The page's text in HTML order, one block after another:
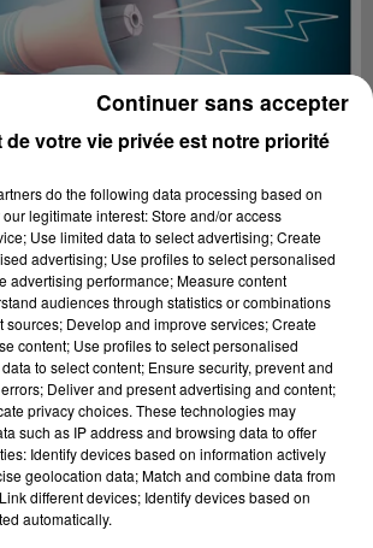
min 16 sec)
infos du grand Toulouse
de votre vie privée est notre priorité
do the following data processing based on
legitimate interest: Store and/or access
Use limited data to select advertising; Create
advertising; Use profiles to select personalised
advertising performance; Measure content
audiences through statistics or combinations
sources; Develop and improve services; Create
content; Use profiles to select personalised
to select content; Ensure security, prevent and
Deliver and present advertising and content;
privacy choices. These technologies may
such as IP address and browsing data to offer
Identify devices based on information actively
geolocation data; Match and combine data from
different devices; Identify devices based on
automatically.
Continuer sans accepter